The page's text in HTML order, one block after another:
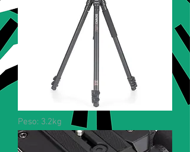
Peso: 3.2kg
Capacidad de carga: 6 kg